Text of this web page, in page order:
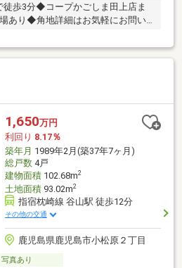
歩3分◆コープかごしま田上店ま
あり◆角地詳細はお気軽にお問い
1,650万円
利回り 8.17％
築年月 1989年2月(築37年7ヶ月)
総戸数4戸
建物面積102.68m2
土地面積93.02m2
指宿枕崎線 谷山駅 徒歩12分
その他の交通
鹿児島県鹿児島市小松原２丁目
写真あり